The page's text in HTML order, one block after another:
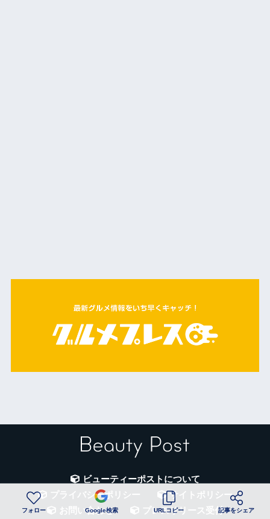
ビューティーポストについて
プライバシーポリシー
サイトポリシー
お問い合わせ
プレスリリース受付
フォロー Google検索 URLコピー 記事をシェア